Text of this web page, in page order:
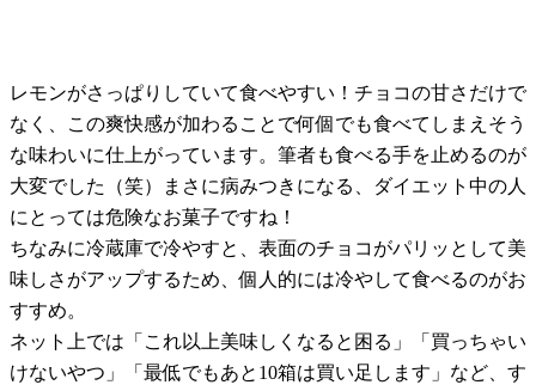
レモンがさっぱりしていて食べやすい！チョコの甘さだけで
なく、この爽快感が加わることで何個でも食べてしまえそう
な味わいに仕上がっています。筆者も食べる手を止めるのが
大変でした（笑）まさに病みつきになる、ダイエット中の人
にとっては危険なお菓子ですね！
ちなみに冷蔵庫で冷やすと、表面のチョコがパリッとして美
味しさがアップするため、個人的には冷やして食べるのがお
すすめ。
ネット上では「これ以上美味しくなると困る」「買っちゃい
けないやつ」「最低でもあと10箱は買い足します」など、す